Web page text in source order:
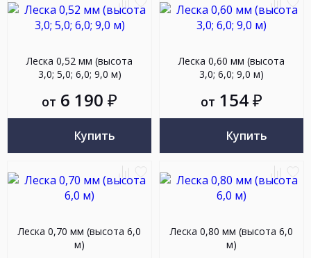
Добавить
к
Добавить
Леска 0,52 мм (высота
3,0; 5,0; 6,0; 9,0 м)
от 6 190 ₽
Купить
Леска 0,60 мм (высота
3,0; 6,0; 9,0 м)
от 154₽
Купить
Добавить
Добавить
Леска 0,70 мм (высота 6,0
м)
Леска 0,80 мм (высота 6,0
м)